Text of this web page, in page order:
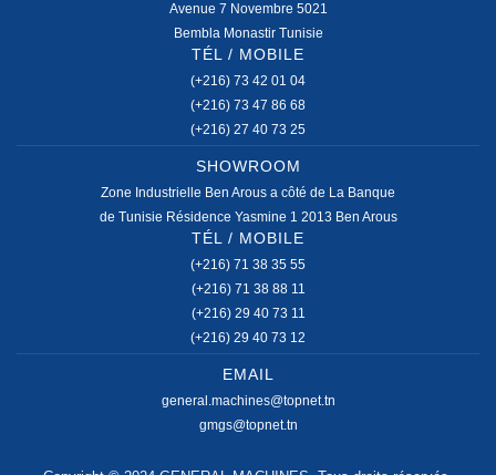
Avenue 7 Novembre 5021
Bembla Monastir Tunisie
TÉL / MOBILE
(+216) 73 42 01 04
(+216) 73 47 86 68
(+216) 27 40 73 25
SHOWROOM
Zone Industrielle Ben Arous a côté de La Banque
de Tunisie Résidence Yasmine 1 2013 Ben Arous
TÉL / MOBILE
(+216) 71 38 35 55
(+216) 71 38 88 11
(+216) 29 40 73 11
(+216) 29 40 73 12
EMAIL
general.machines@topnet.tn
gmgs@topnet.tn